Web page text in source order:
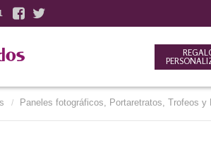
/ Paneles fotográficos, Portaretratos, Trofeos y